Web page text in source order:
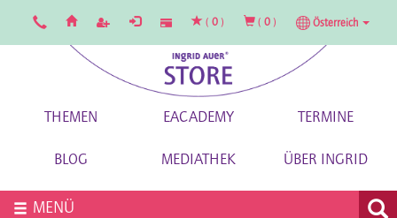
( 0 ) ( 0 ) Österreich
THEMEN EACADEMY TERMINE
BLOG MEDIATHEK ÜBER INGRID
MENÜ